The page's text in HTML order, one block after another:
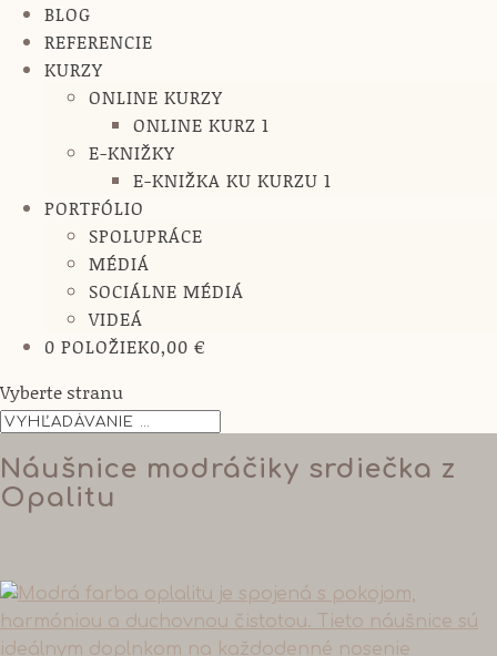
BLOG
REFERENCIE
KURZY
ONLINE KURZY
ONLINE KURZ 1
E-KNIŽKY
E-KNIŽKA KU KURZU 1
PORTFÓLIO
SPOLUPRÁCE
MÉDIÁ
SOCIÁLNE MÉDIÁ
VIDEÁ
0 POLOŽIEK0,00 €
Vyberte stranu
Náušnice modráčiky srdiečka z
Opalitu